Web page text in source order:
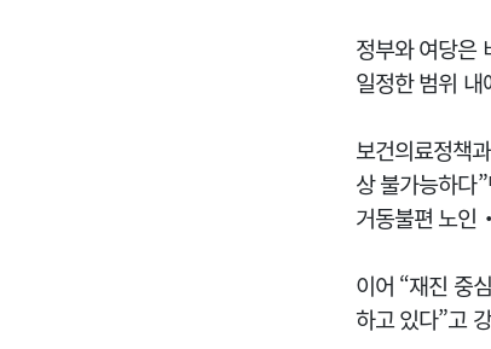
정부와 여당은
일정한 범위
보건의료정책
상 불가능하다
거동불편 노인
이어 “재진 중
하고 있다”고